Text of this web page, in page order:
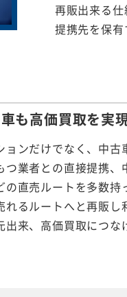
再販出来る
提携先を保
も高価買取を実
ンだけでなく、中古
業者との直接提携、
直売ルートを多数持
るルートへと再販し
来、高価買取につな